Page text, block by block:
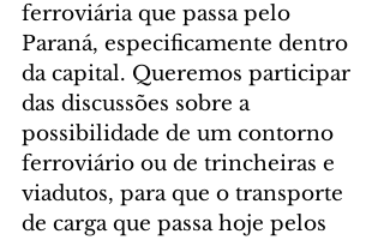
ferroviária que passa pelo
Paraná, especificamente dentro
da capital. Queremos participar
das discussões sobre a
possibilidade de um contorno
ferroviário ou de trincheiras e
viadutos, para que o transporte
de carga que passa hoje pelos